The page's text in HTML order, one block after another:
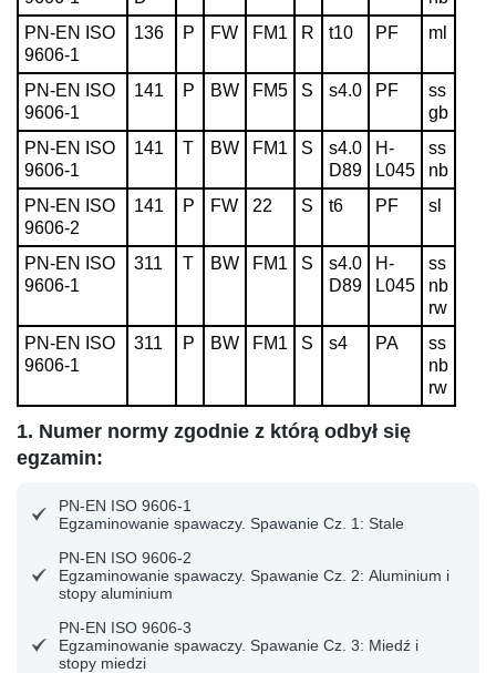
PN-EN ISO
9606-1
136 P FW FM1 R t10 PF ml
PN-EN ISO
9606-1
141 P BW FM5 S s4.0 PF
ss
gb
PN-EN ISO
9606-1
141 T BW FM1 S
s4.0
D89
H-
L045
ss
nb
PN-EN ISO
9606-2
141 P FW 22 S t6 PF sl
PN-EN ISO
9606-1
311 T BW FM1 S
s4.0
D89
H-
L045
ss
nb
rw
PN-EN ISO
9606-1
311 P BW FM1 S s4 PA
ss
nb
rw
1. Numer normy zgodnie z którą odbył się
egzamin:
PN-EN ISO 9606-1
Egzaminowanie spawaczy. Spawanie Cz. 1: Stale
PN-EN ISO 9606-2
Egzaminowanie spawaczy. Spawanie Cz. 2: Aluminium i
stopy aluminium
PN-EN ISO 9606-3
Egzaminowanie spawaczy. Spawanie Cz. 3: Miedź i
stopy miedzi